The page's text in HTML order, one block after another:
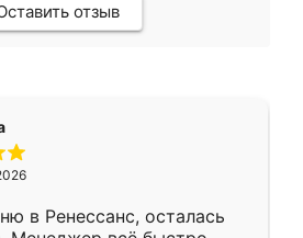
отзыв
в Ренессанс, осталась